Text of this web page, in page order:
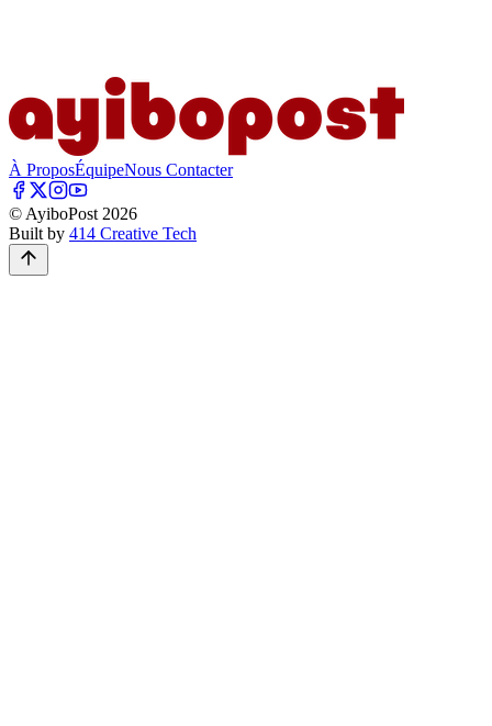
À ProposÉquipeNous Contacter
© AyiboPost 2026
Built by 414 Creative Tech